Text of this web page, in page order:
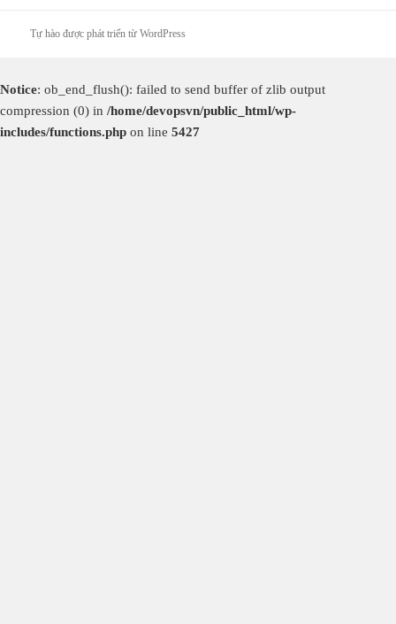
theo:
Tự hào được phát triển từ WordPress
Notice: ob_end_flush(): failed to send buffer of zlib output
compression (0) in /home/devopsvn/public_html/wp-
includes/functions.php on line 5427